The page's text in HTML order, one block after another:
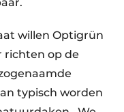
willen Optigrün
richten op de
typisch worden